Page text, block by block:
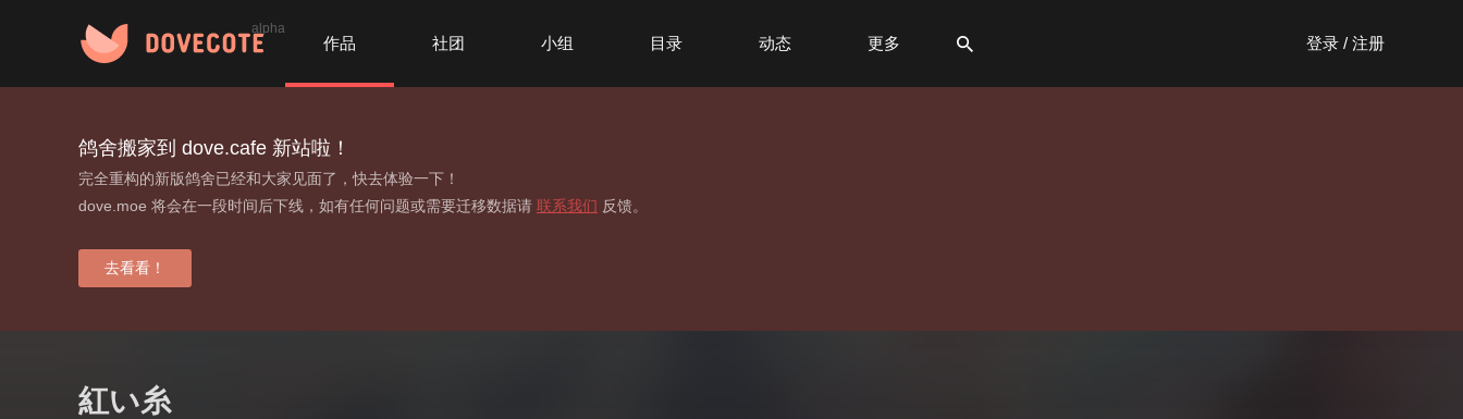
alpha
作品 社团 小组 目录 动态 更多 登录 / 注册
鸽舍搬家到 dove.cafe 新站啦！
完全重构的新版鸽舍已经和大家见面了，快去体验一下！
dove.moe 将会在一段时间后下线，如有任何问题或需要迁移数据请 联系我们 反馈。
去看看！
紅い糸